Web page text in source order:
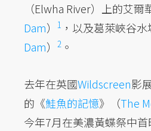
（Elwha River）上的艾爾
Dam） 1 ，以及葛萊峽谷水
Dam） 2 。
去年在英國Wildscreen影
的《鮭魚的記憶》（The
今年7月在美濃黃蝶祭中